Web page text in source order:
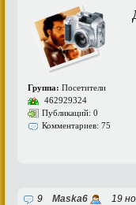
Группа: Посетители
462929324
Публикаций: 0
Комментариев: 75
9 Maska6 19